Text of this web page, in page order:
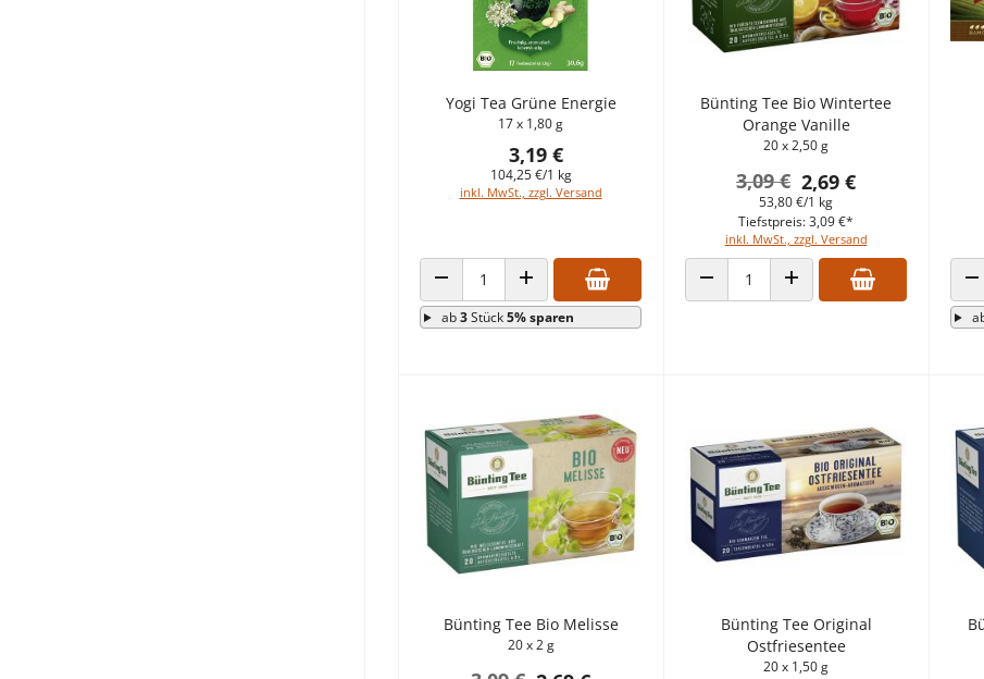
Yogi Tea Grüne Energie
17 x 1,80 g
3,19 €
104,25 €/1 kg
inkl. MwSt., zzgl. Versand
ANZAHL VERRINGERNANZAHL ERHÖHEN
ab3Stück5% sparen
Bünting Tee Bio Wintertee
Orange Vanille
20 x 2,50 g
2,69 €
3,09 €
53,80 €/1 kg
inkl. MwSt., zzgl. Versand
Tiefstpreis: 3,09 €*
ANZAHL VERRINGERNANZAHL ERHÖHEN
Bünting Tee Bio Melisse
20 x 2 g
Bünting Tee Original
Ostfriesentee
20 x 1,50 g